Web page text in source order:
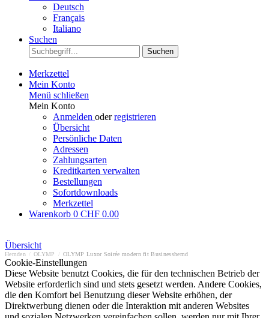
Deutsch
Français
Italiano
Suchen
Suchen
Merkzettel
Mein Konto
Menü schließen
Mein Konto
Anmelden oderregistrieren
Übersicht
Persönliche Daten
Adressen
Zahlungsarten
Kreditkarten verwalten
Bestellungen
Sofortdownloads
Merkzettel
Warenkorb 0 CHF 0.00
Übersicht
Hemden OLYMP OLYMP Luxor Soirée modern fit Businesshemd
Cookie-Einstellungen
Diese Website benutzt Cookies, die für den technischen Betrieb der
Website erforderlich sind und stets gesetzt werden. Andere Cookies,
die den Komfort bei Benutzung dieser Website erhöhen, der
Direktwerbung dienen oder die Interaktion mit anderen Websites